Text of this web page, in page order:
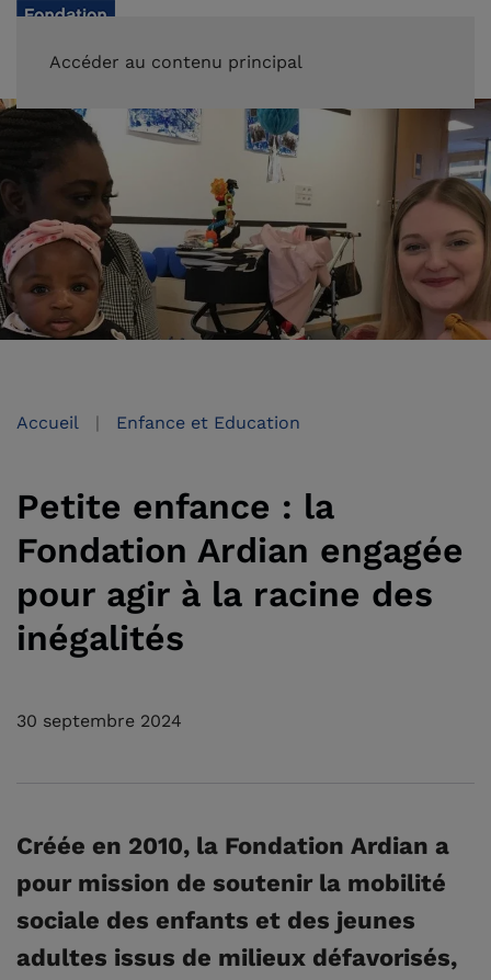
Accéder au contenu principal
Accueil Enfance et Education
Petite enfance : la
Fondation Ardian engagée
pour agir à la racine des
inégalités
30 septembre 2024
Créée en 2010, la Fondation Ardian a
pour mission de soutenir la mobilité
sociale des enfants et des jeunes
adultes issus de milieux défavorisés,